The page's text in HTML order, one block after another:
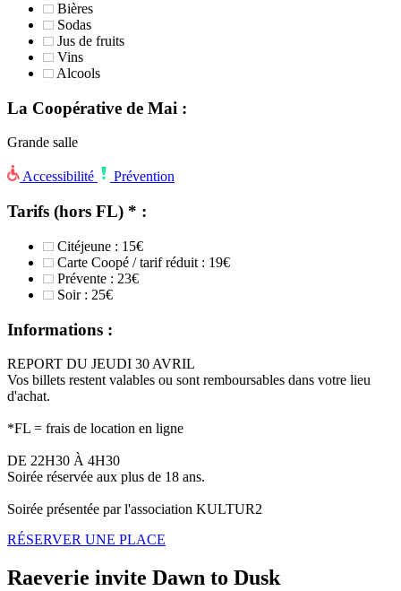
Bières
Sodas
Jus de fruits
Vins
Alcools
La Coopérative de Mai :
Grande salle
Accessibilité Prévention
Tarifs (hors FL) * :
Citéjeune : 15€
Carte Coopé / tarif réduit : 19€
Prévente : 23€
Soir : 25€
Informations :
REPORT DU JEUDI 30 AVRIL
Vos billets restent valables ou sont remboursables dans votre lieu
d'achat.
*FL = frais de location en ligne
DE 22H30 À 4H30
Soirée réservée aux plus de 18 ans.
Soirée présentée par l'association KULTUR2
RÉSERVER UNE PLACE
Raeverie invite Dawn to Dusk